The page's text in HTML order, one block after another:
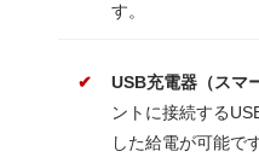
す。
USB充電器（スマ
ントに接続する
した給電が可能です